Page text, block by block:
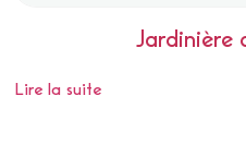
Jardinière
Lire la suite